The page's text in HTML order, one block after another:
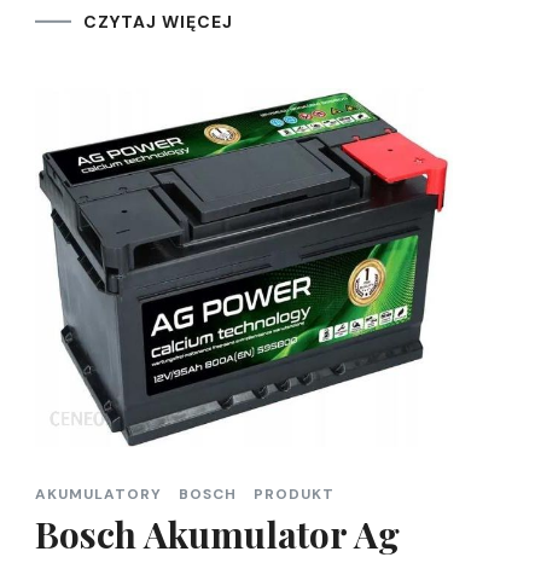
CZYTAJ WIĘCEJ
AKUMULATORY BOSCH PRODUKT
Bosch Akumulator Ag